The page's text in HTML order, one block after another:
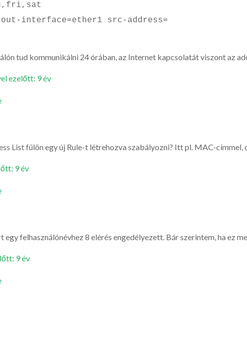
interface=ether1 src-address=
tud kommunikálni 24 órában, az Internet kapcsolatát viszont az
ezelőtt: 9 év
List fülön egy új Rule-t létrehozva szabályozni? Itt pl. MAC-címmel,
9 év
egy felhasználónévhez 8 elérés engedélyezett. Bár szerintem, ha ez
9 év